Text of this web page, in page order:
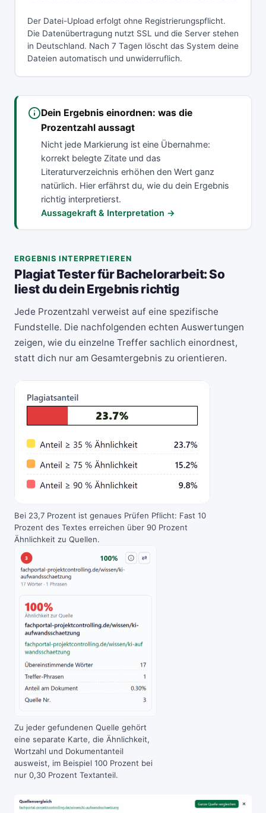
Der Datei-Upload erfolgt ohne Registrierungspflicht.
Die Datenübertragung nutzt SSL und die Server stehen
in Deutschland. Nach 7 Tagen löscht das System deine
Dateien automatisch und unwiderruflich.
Dein Ergebnis einordnen: was die
Prozentzahl aussagt
Nicht jede Markierung ist eine Übernahme:
korrekt belegte Zitate und das
Literaturverzeichnis erhöhen den Wert ganz
natürlich. Hier erfährst du, wie du dein Ergebnis
richtig interpretierst.
Aussagekraft & Interpretation →
ERGEBNIS INTERPRETIEREN
Plagiat Tester für Bachelorarbeit: So
liest du dein Ergebnis richtig
Jede Prozentzahl verweist auf eine spezifische
Fundstelle. Die nachfolgenden echten Auswertungen
zeigen, wie du einzelne Treffer sachlich einordnest,
statt dich nur am Gesamtergebnis zu orientieren.
Bei 23,7 Prozent ist genaues Prüfen Pflicht: Fast 10
Prozent des Textes erreichen über 90 Prozent
Ähnlichkeit zu Quellen.
Zu jeder gefundenen Quelle gehört
eine separate Karte, die Ähnlichkeit,
Wortzahl und Dokumentanteil
ausweist, im Beispiel 100 Prozent bei
nur 0,30 Prozent Textanteil.